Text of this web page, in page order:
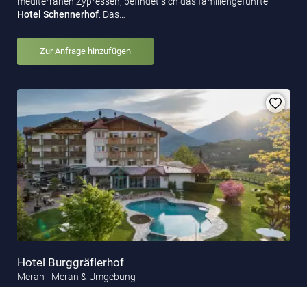
Hotel Schennerhof. Das…
Zur Anfrage hinzufügen
Hotel Burggräflerhof
Meran - Meran & Umgebung